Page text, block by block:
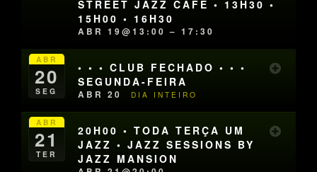
STREET JAZZ CAFÉ • 13H30 •
15H00 • 16H30
ABR 19@13:00 – 17:30
ABR
20
SEG
• • • CLUB FECHADO • • •
SEGUNDA-FEIRA
ABR 20 DIA INTEIRO
ABR
21
TER
20H00 • TODA TERÇA UM
JAZZ • JAZZ SESSIONS BY
JAZZ MANSION